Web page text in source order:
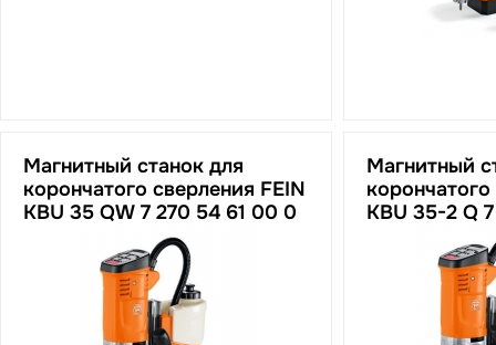
Магнитный станок для
корончатого сверления FEIN
KBU 35 QW 7 270 54 61 00 0
Магнитный
KBU 35-2 Q